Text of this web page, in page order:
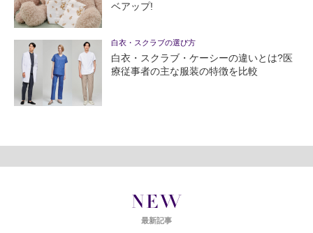
ベアップ!
白衣・スクラブの選び方
白衣・スクラブ・ケーシーの違いとは?医
療従事者の主な服装の特徴を比較
NEW
最新記事